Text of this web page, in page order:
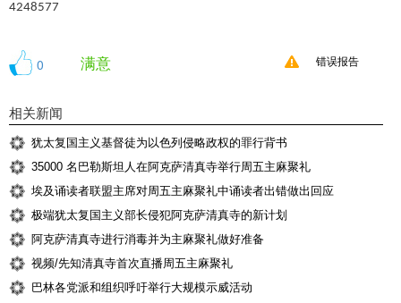
4248577
0 满意 错误报告
相关新闻
犹太复国主义基督徒为以色列侵略政权的罪行背书
35000 名巴勒斯坦人在阿克萨清真寺举行周五主麻聚礼
埃及诵读者联盟主席对周五主麻聚礼中诵读者出错做出回应
极端犹太复国主义部长侵犯阿克萨清真寺的新计划
阿克萨清真寺进行消毒并为主麻聚礼做好准备
视频/先知清真寺首次直播周五主麻聚礼
巴林各党派和组织呼吁举行大规模示威活动